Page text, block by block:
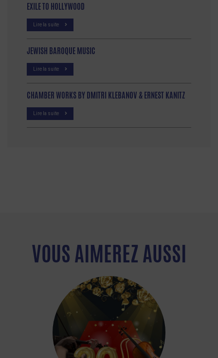
EXILE TO HOLLYWOOD
Lire la suite
JEWISH BAROQUE MUSIC
Lire la suite
CHAMBER WORKS BY DMITRI KLEBANOV & ERNEST KANITZ
Lire la suite
VOUS AIMEREZ AUSSI